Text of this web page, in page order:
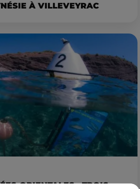
À VILLEVEYRAC
ORIENTALES : TROIS